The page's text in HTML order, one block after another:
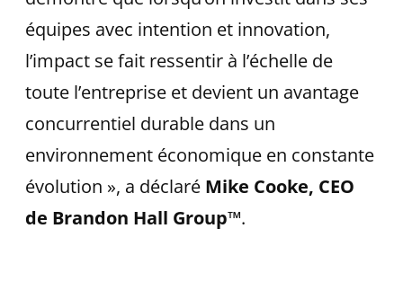
équipes avec intention et innovation,
l’impact se fait ressentir à l’échelle de
toute l’entreprise et devient un avantage
concurrentiel durable dans un
environnement économique en constante
évolution », a déclaré Mike Cooke, CEO
de Brandon Hall Group™.